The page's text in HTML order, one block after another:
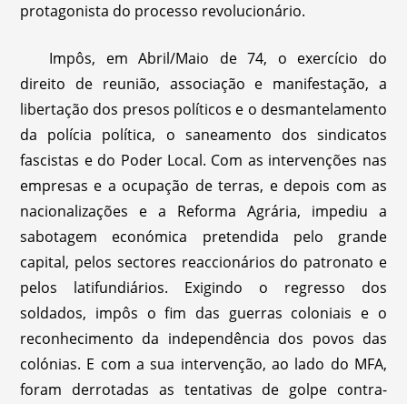
protagonista do processo revolucionário.
Impôs, em Abril/Maio de 74, o exercício do
direito de reunião, associação e manifestação, a
libertação dos presos políticos e o desmantelamento
da polícia política, o saneamento dos sindicatos
fascistas e do Poder Local. Com as intervenções nas
empresas e a ocupação de terras, e depois com as
nacionalizações e a Reforma Agrária, impediu a
sabotagem económica pretendida pelo grande
capital, pelos sectores reaccionários do patronato e
pelos latifundiários. Exigindo o regresso dos
soldados, impôs o fim das guerras coloniais e o
reconhecimento da independência dos povos das
colónias. E com a sua intervenção, ao lado do MFA,
foram derrotadas as tentativas de golpe contra-